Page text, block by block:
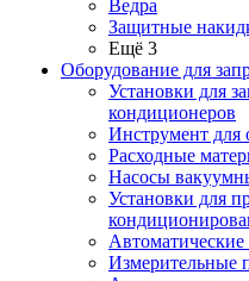
Ведра
Защитные
Ещё 3
Оборудование для
Установки для
кондиционеров
Инструмент для
Расходные
Насосы
Установки для
Измерительные